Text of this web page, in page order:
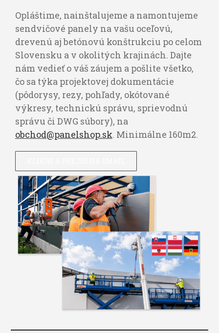
Opláštime, nainštalujeme a namontujeme
sendvičové panely na vašu oceľovú,
drevenú aj betónovú konštrukciu po celom
Slovensku a v okolitých krajinách. Dajte
nám vedieť o váš záujem a pošlite všetko,
čo sa týka projektovej dokumentácie
(pôdorysy, rezy, pohľady, okótované
výkresy, technickú správu, sprievodnú
správu či DWG súbory), na
obchod@panelshop.sk. Minimálne 160m2.